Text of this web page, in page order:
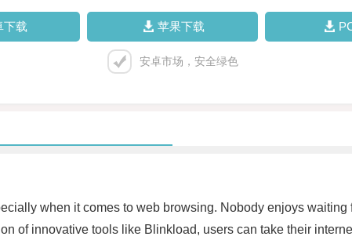
下载 苹果下载
安卓市场，安全绿色
when it comes to web browsing. Nobody enjoys
of innovative tools like Blinkload, users can take their